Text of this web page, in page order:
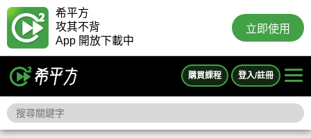
希平方
攻其不背
App 開放下載中
立即使用
購買課程 登入/註冊